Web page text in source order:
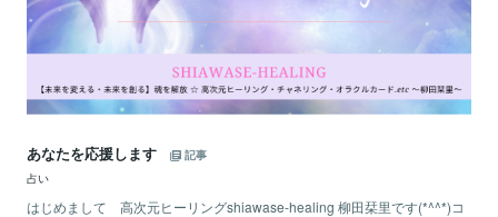
あなたを応援します
記事
占い
はじめまして 高次元ヒーリングshiawase-healing 柳田栞里です(*^^*)コ